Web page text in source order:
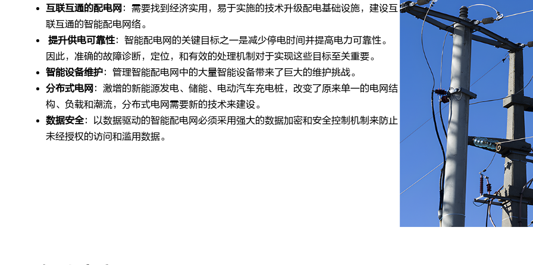
互联互通的配电网 ：需要找到经济实用，易于实施的技术升级配电基础设施，建设互
联互通的智能配电网络。
提升供电可靠性：智能配电网的关键目标之一是减少停电时间并提高电力可靠性。
因此，准确的故障诊断，定位，和有效的处理机制对于实现这些目标至关重要。
智能设备维护：管理智能配电网中的大量智能设备带来了巨大的维护挑战。
分布式电网 ：激增的新能源发电、储能、电动汽车充电桩，改变了原来单一的电网结
构、负载和潮流，分布式电网需要新的技术来建设。
数据安全：以数据驱动的智能配电网必须采用强大的数据加密和安全控制机制来防止
未经授权的访问和滥用数据。